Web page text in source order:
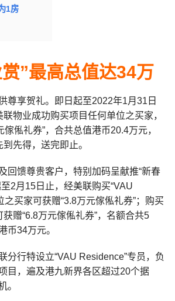
1房
”最高总值达34万
尊享贺礼。即日起至2022年1月31日
物业成功购买项目任何单位之买家，
傢俬礼券”，合共总值港币20.4万元，
先得，送完即止。
回馈尊贵客户，特别加码呈献推“新春
2月15日止，经美联购买“VAU
之买家可获赠“3.8万元傢俬礼券”；购买
赠“6.8万元傢俬礼券”，名额合共5
币34万元。
分行特设立“VAU Residence”专员，负
目，遍及港九新界各区超过20个据
。